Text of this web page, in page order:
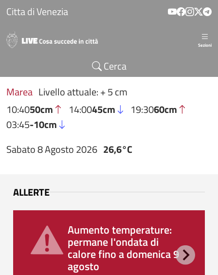
Salta al contenuto principale
Citta di Venezia
Sezioni
Cerca
Marea Livello attuale: + 5 cm
10:4050cm 14:0045cm 19:3060cm
03:45-10cm
Sabato 8 Agosto 2026 26,6°C
ALLERTE
Aumento temperature:
permane l'ondata di
calore fino a domenica 9
agosto